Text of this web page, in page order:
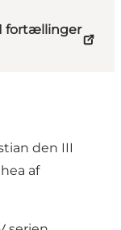
fortællinger
den III
af